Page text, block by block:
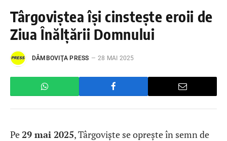
Târgoviștea își cinstește eroii de
Ziua Înălțării Domnului
DÂMBOVIŢA PRESS 28 MAI 2025
Pe 29 mai 2025, Târgoviște se oprește în semn de